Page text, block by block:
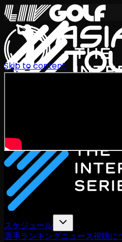
スケジュール
選手ランキングニュース視聴に
Skip to content